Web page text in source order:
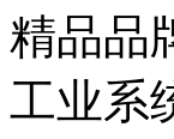
精品品
工业系